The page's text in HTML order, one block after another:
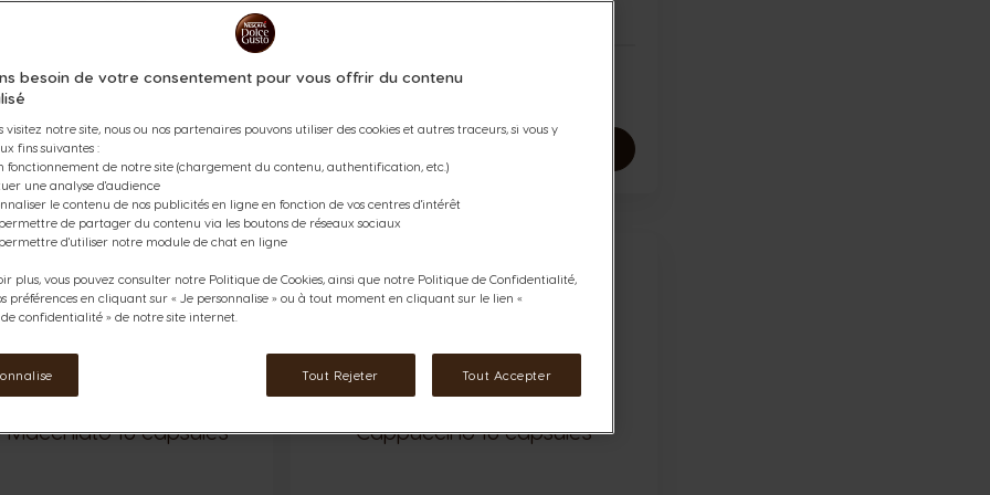
Icône capsules
5,82 €
Augmenter
AJOUTER AU PANIER
5,82 €
DiminuerAugmenter
Macchiato 16 capsules Cappuccino 16 capsules
besoin de votre consentement pour vous offrir du contenu
visitez notre site, nous ou nos partenaires pouvons utiliser des cookies et autres traceurs, si vous y
fins suivantes :
fonctionnement de notre site (chargement du contenu, authentification, etc.)
une analyse d'audience
le contenu de nos publicités en ligne en fonction de vos centres d'intérêt
de partager du contenu via les boutons de réseaux sociaux
d'utiliser notre module de chat en ligne
plus, vous pouvez consulter notre Politique de Cookies, ainsi que notre Politique de Confidentialité,
préférences en cliquant sur « Je personnalise » ou à tout moment en cliquant sur le lien «
confidentialité » de notre site internet.
Tout Rejeter Tout Accepter